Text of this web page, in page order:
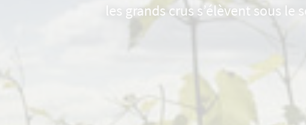
les grands crus s’élèvent sous le